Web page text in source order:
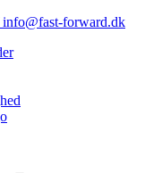
forward.dk